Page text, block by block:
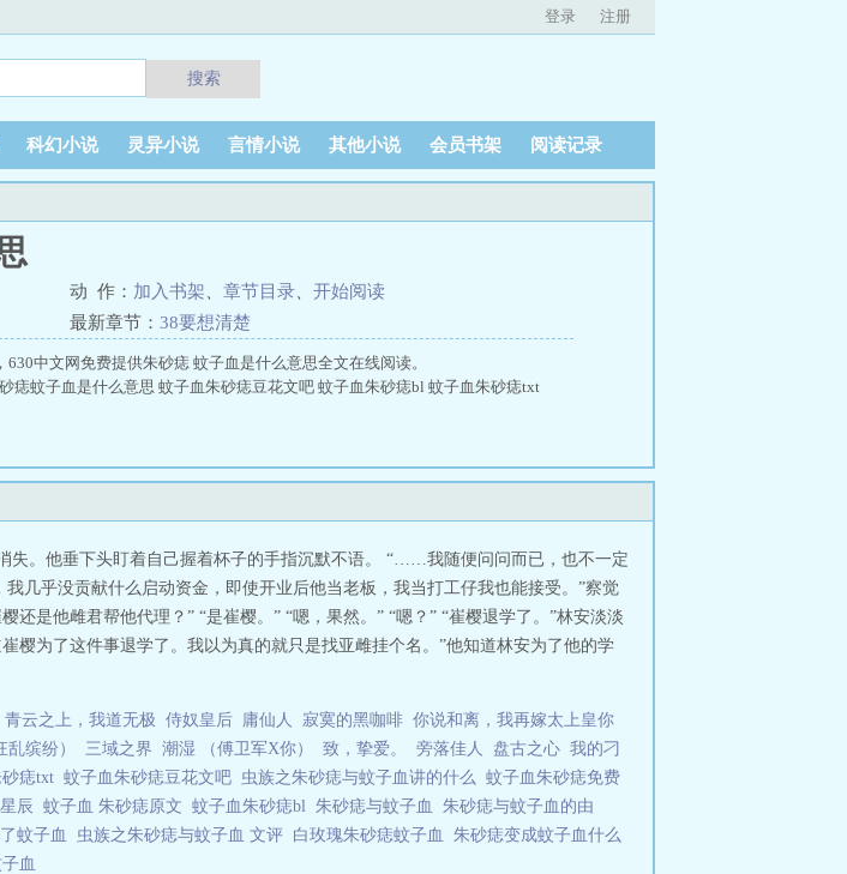
登录 注册
搜索
科幻小说 灵异小说 言情小说 其他小说 会员书架 阅读记录
动 作： 加入书架 章节目录
开始阅读
最新章节： 38要想清楚
中文网免费提供朱砂痣 蚊子血是什么意思全文在线阅读。
痣蚊子血是什么意思 蚊子血朱砂痣豆花文吧 蚊子血朱砂痣bl 蚊子血朱砂痣txt
失。他垂下头盯着自己握着杯子的手指沉默不语。 “……我随便问问而已，也不一定
几乎没贡献什么启动资金，即使开业后他当老板，我当打工仔我也能接受。”察觉
是他雌君帮他代理？” “是崔樱。” “嗯，果然。” “嗯？” “崔樱退学了。”林安淡淡
为了这件事退学了。我以为真的就只是找亚雌挂个名。”他知道林安为了他的学
青云之上，我道无极 侍奴皇后 庸仙人 寂寞的黑咖啡 你说和离，我再嫁太上皇你
缤纷） 三域之界 潮湿 （傅卫军X你） 致，挚爱。 旁落佳人 盘古之心 我的刁
痣txt 蚊子血朱砂痣豆花文吧 虫族之朱砂痣与蚊子血讲的什么 蚊子血朱砂痣免费
辰 蚊子血 朱砂痣原文 蚊子血朱砂痣bl 朱砂痣与蚊子血 朱砂痣与蚊子血的由
蚊子血 虫族之朱砂痣与蚊子血 文评 白玫瑰朱砂痣蚊子血 朱砂痣变成蚊子血什么
血